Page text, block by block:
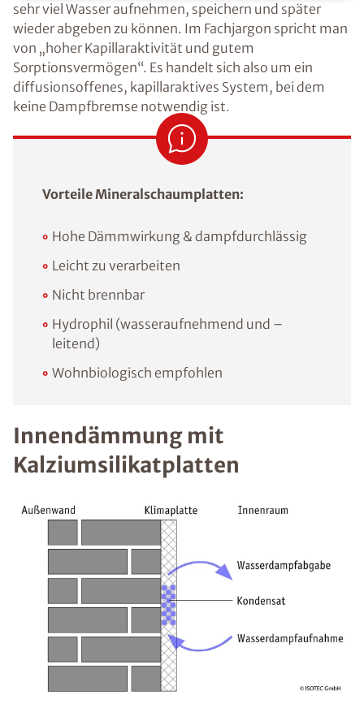
sehr viel Wasser aufnehmen, speichern und später
wieder abgeben zu können. Im Fachjargon spricht man
von „hoher Kapillaraktivität und gutem
Sorptionsvermögen“. Es handelt sich also um ein
diffusionsoffenes, kapillaraktives System, bei dem
keine Dampfbremse notwendig ist.
Vorteile Mineralschaumplatten:
Hohe Dämmwirkung & dampfdurchlässig
Leicht zu verarbeiten
Nicht brennbar
Hydrophil (wasseraufnehmend und –
leitend)
Wohnbiologisch empfohlen
Innendämmung mit
Kalziumsilikatplatten
Ratgebers ist die Anmeldung zu unserem Newsletter.